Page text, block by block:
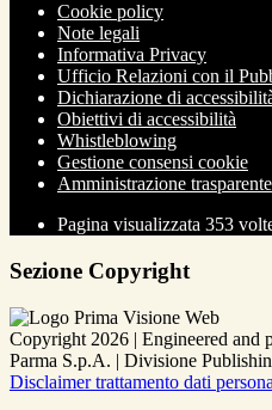
Cookie policy
Note legali
Informativa Privacy
Ufficio Relazioni con il
Dichiarazione di
Obiettivi di accessibilità
Whistleblowing
Gestione consensi cookie
Amministrazione trasparente
Pagina visualizzata 353
Sezione Copyright
Copyright 2026 | Engineered and
Parma S.p.A. | Divisione
Disclaimer trattamento dati